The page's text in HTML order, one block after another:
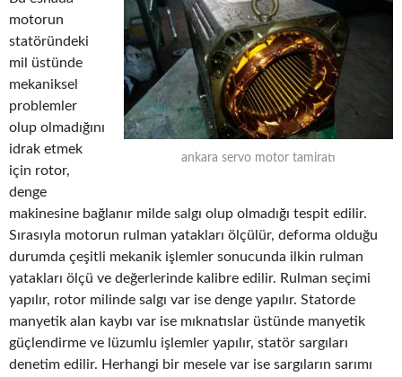
ankara servo motor tamiratı
motorun
statöründeki
mil üstünde
mekaniksel
problemler
olup olmadığını
idrak etmek
için rotor,
denge
makinesine bağlanır milde salgı olup olmadığı tespit edilir.
Sırasıyla motorun rulman yatakları ölçülür, deforma olduğu
durumda çeşitli mekanik işlemler sonucunda ilkin rulman
yatakları ölçü ve değerlerinde kalibre edilir. Rulman seçimi
yapılır, rotor milinde salgı var ise denge yapılır. Statorde
manyetik alan kaybı var ise mıknatıslar üstünde manyetik
güçlendirme ve lüzumlu işlemler yapılır, statör sargıları
denetim edilir. Herhangi bir mesele var ise sargıların sarımı